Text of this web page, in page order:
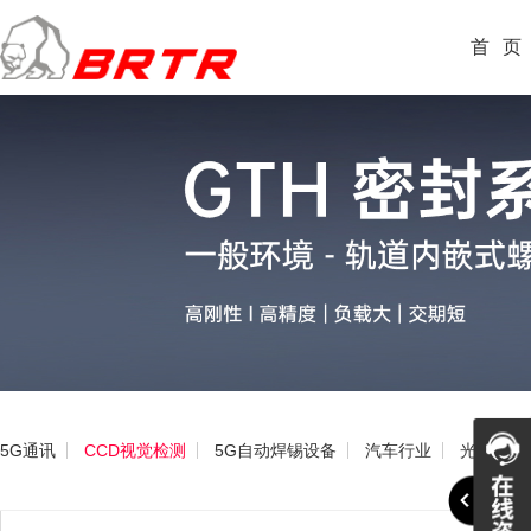
首 页
5G通讯 CCD视觉检测 5G自动焊锡设备 汽车行业 光伏产线